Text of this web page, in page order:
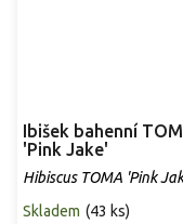
Ibišek bahenní
'Pink Jake'
Hibiscus TOMA 'Pink
Skladem (43 ks)